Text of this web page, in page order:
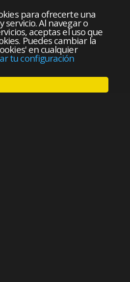
para ofrecerte una
servicio. Al navegar o
aceptas el uso que
Puedes cambiar la
en cualquier
tu configuración